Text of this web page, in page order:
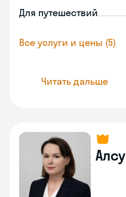
Для путешествий
Все услуги и цены (5)
Читать дальше
Алсу